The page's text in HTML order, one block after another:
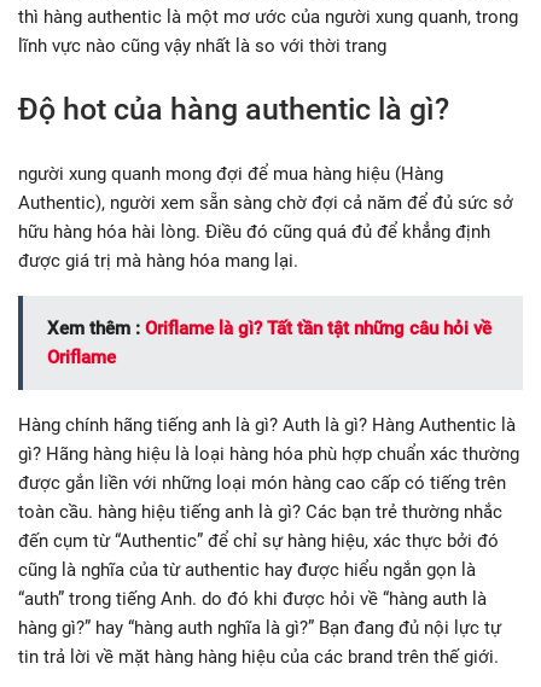
thì hàng authentic là một mơ ước của người xung quanh, trong
lĩnh vực nào cũng vậy nhất là so với thời trang
Độ hot của hàng authentic là gì?
người xung quanh mong đợi để mua hàng hiệu (Hàng
Authentic), người xem sẵn sàng chờ đợi cả năm để đủ sức sở
hữu hàng hóa hài lòng. Điều đó cũng quá đủ để khẳng định
được giá trị mà hàng hóa mang lại.
Xem thêm : Oriflame là gì? Tất tần tật những câu hỏi về
Oriflame
Hàng chính hãng tiếng anh là gì? Auth là gì? Hàng Authentic là
gì? Hãng hàng hiệu là loại hàng hóa phù hợp chuẩn xác thường
được gắn liền với những loại món hàng cao cấp có tiếng trên
toàn cầu. hàng hiệu tiếng anh là gì? Các bạn trẻ thường nhắc
đến cụm từ “Authentic” để chỉ sự hàng hiệu, xác thực bởi đó
cũng là nghĩa của từ authentic hay được hiểu ngắn gọn là
“auth” trong tiếng Anh. do đó khi được hỏi về “hàng auth là
hàng gì?” hay “hàng auth nghĩa là gì?” Bạn đang đủ nội lực tự
tin trả lời về mặt hàng hàng hiệu của các brand trên thế giới.